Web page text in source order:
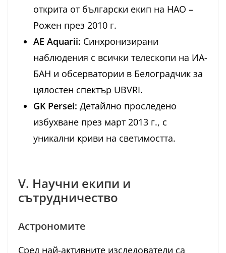
открита от български екип на НАО –
Рожен през 2010 г.
AE Aquarii: Синхронизирани
наблюдения с всички телескопи на ИА-
БАН и обсерватории в Белоградчик за
цялостен спектър UBVRI.
GK Persei: Детайлно проследено
избухване през март 2013 г., с
уникални криви на светимостта.
V. Научни екипи и
сътрудничество
Астрономите
Сред най-активните изследователи са